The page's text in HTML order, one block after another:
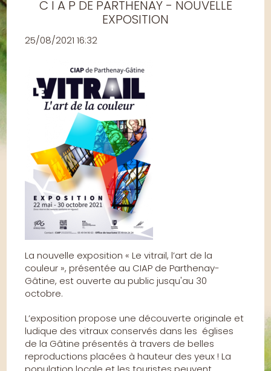
C I A P DE PARTHENAY - NOUVELLE
EXPOSITION
25/08/2021 16:32
La nouvelle exposition « Le vitrail, l’art de la
couleur », présentée au CIAP de Parthenay-
Gâtine, est ouverte au public jusqu'au 30
octobre.
L’exposition propose une découverte originale et
ludique des vitraux conservés dans les églises
de la Gâtine présentés à travers de belles
reproductions placées à hauteur des yeux ! La